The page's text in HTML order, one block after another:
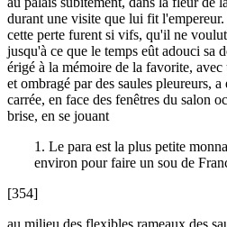
durant une visite que lui fit
cette perte furent si vifs, qu'il ne
jusqu'à ce que le temps eût adouci sa
érigé à la mémoire de la favorite,
et ombragé par des saules pleureurs,
carrée, en face des fenêtres du salon
brise, en se jouant
1. Le para est la plus petite
environ pour faire un sou de
[354]